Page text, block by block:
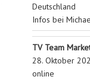
Deutschland
Infos bei
TV Team
28. Oktober
online